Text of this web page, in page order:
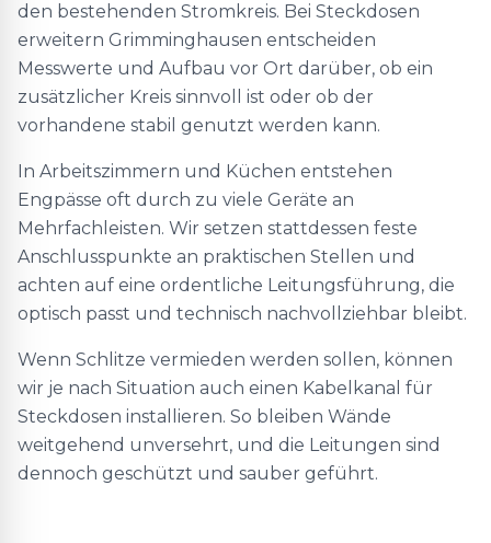
den bestehenden Stromkreis. Bei Steckdosen
erweitern Grimminghausen entscheiden
Messwerte und Aufbau vor Ort darüber, ob ein
zusätzlicher Kreis sinnvoll ist oder ob der
vorhandene stabil genutzt werden kann.
In Arbeitszimmern und Küchen entstehen
Engpässe oft durch zu viele Geräte an
Mehrfachleisten. Wir setzen stattdessen feste
Anschlusspunkte an praktischen Stellen und
achten auf eine ordentliche Leitungsführung, die
optisch passt und technisch nachvollziehbar bleibt.
Wenn Schlitze vermieden werden sollen, können
wir je nach Situation auch einen Kabelkanal für
Steckdosen installieren. So bleiben Wände
weitgehend unversehrt, und die Leitungen sind
dennoch geschützt und sauber geführt.